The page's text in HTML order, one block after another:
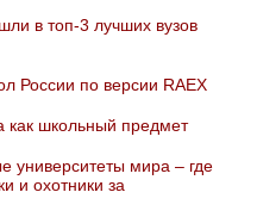
в топ-3 лучших вузов
России по версии RAEX
как школьный предмет
университеты мира – где
и охотники за